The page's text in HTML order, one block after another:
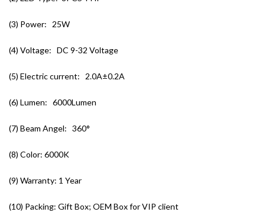
(3) Power: 25W
(4) Voltage: DC 9-32 Voltage
(5) Electric current: 2.0A±0.2A
(6) Lumen: 6000Lumen
(7) Beam Angel: 360°
(8) Color: 6000K
(9) Warranty: 1 Year
(10) Packing: Gift Box; OEM Box for VIP client